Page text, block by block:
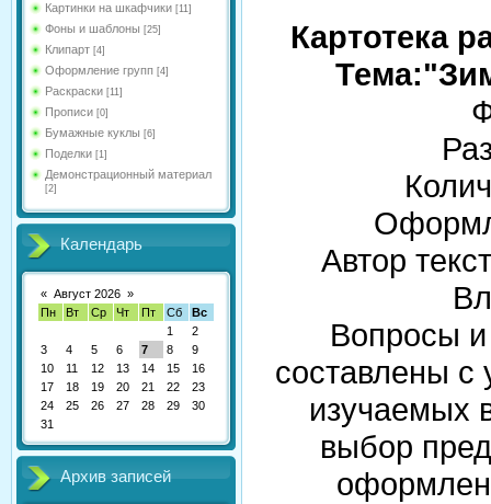
Картинки на шкафчики [11]
Фоны и шаблоны [25]
Клипарт [4]
Оформление групп [4]
Раскраски [11]
Прописи [0]
Бумажные куклы [6]
Поделки [1]
Демонстрационный материал
[2]
Календарь
« Август 2026 »
Пн
Вт Ср Чт Пт Сб
Вс
1
2
3
4 5 6 7 8
9
10
11 12 13 14 15
16
17
18 19 20 21 22
23
24
25 26 27 28 29
30
31
Архив записей
Картотека
Автор
Вопросы и
составлены с
изучаемых
выбор